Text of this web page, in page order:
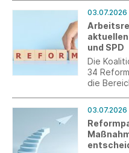
03.07.2026
aktuellen
und SPD
Die
34
die
schaffen,
03.07.2026